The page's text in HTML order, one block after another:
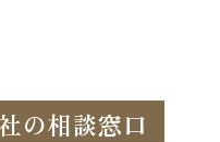
の相談窓口